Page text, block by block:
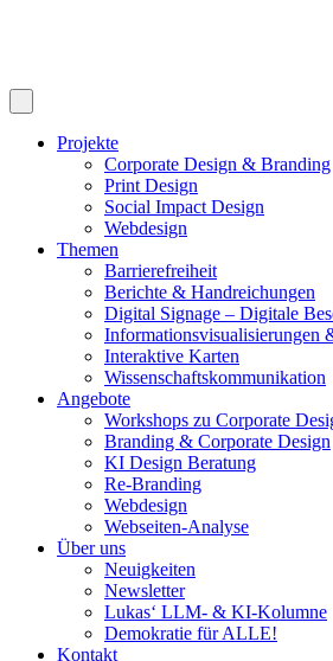
Projekte
Corporate Design & Branding
Print Design
Social Impact Design
Webdesign
Themen
Barrierefreiheit
Berichte & Handreichungen
Digital Signage – Digitale
Informationsvisualisierungen
Interaktive Karten
Wissenschaftskommunikation
Angebote
Workshops zu Corporate
Branding & Corporate Design
KI Design Beratung
Re-Branding
Webdesign
Webseiten-Analyse
Über uns
Neuigkeiten
Newsletter
Lukas‘ LLM- & KI-Kolumne
Demokratie für ALLE!
Kontakt